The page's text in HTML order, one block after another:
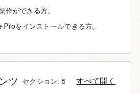
作ができる方。
をインストールできる方。
ツ セクション: 5 すべて開く